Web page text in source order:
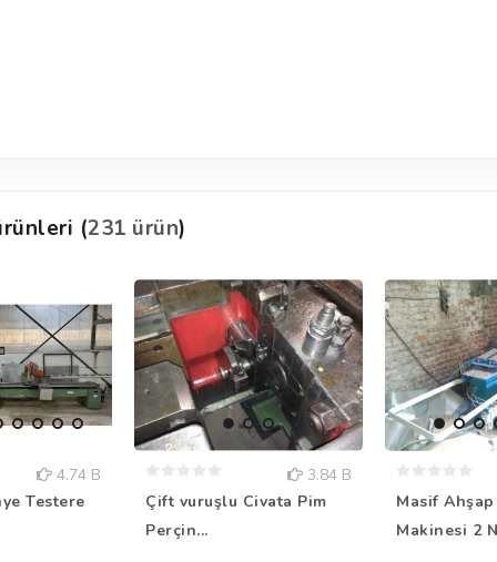
(231 ürün)
4.74 B
Testere
3.84 B
Çift vuruşlu Civata Pim
Perçin...
Masif
Makinesi 2